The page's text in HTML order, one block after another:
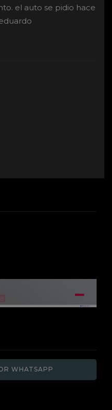
el auto se pidio hace
WHATSAPP